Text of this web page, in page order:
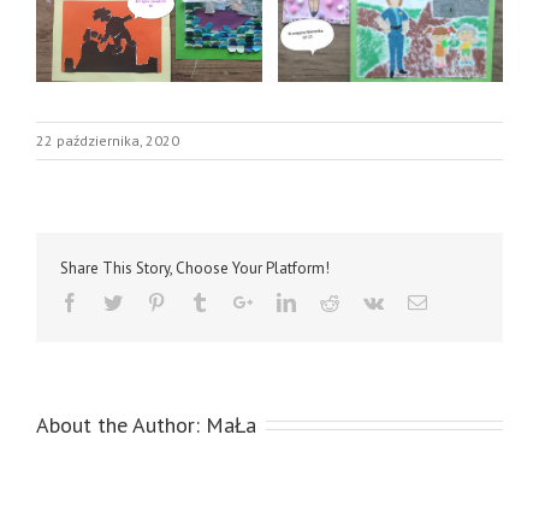
22 października, 2020
Share This Story, Choose Your Platform!
About the Author: MaŁa